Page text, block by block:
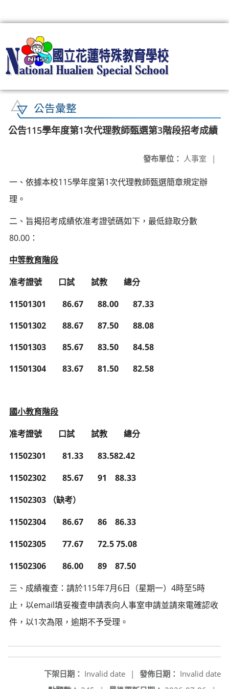
公告彙整
公告115學年度第1次代理教師甄選第3階段招考成績
發布單位： 人事室 |
一、依據本校115學年度第1次代理教師甄選簡章規定辦
理。
二、旨揭招考成績依准考證號碼如下，最低錄取分數
80.00 ：
中等教育階段
准考證號 口試 試教 總分
11501301 86.67 88.00 87.33
11501302 88.67 87.50 88.08
11501303 85.67 83.50 84.58
11501304 83.67 81.50 82.58
國小教育階段
准考證號 口試 試教 總分
11502301 81.33 83.582.42
11502302 85.67 91 88.33
11502303
（缺考）
11502304 86.67 86 86.33
11502305 77.67 72.575.08
11502306 86.00 89 87.50
三、成績複查：請於115年7月 6 日（星期一） 4時至5時
止，以email填妥複查申請表向人事室申請並請來電確認收
件，以1次為限，逾期不予受理。
發佈日期： Invalid date
下架日期： Invalid date
|